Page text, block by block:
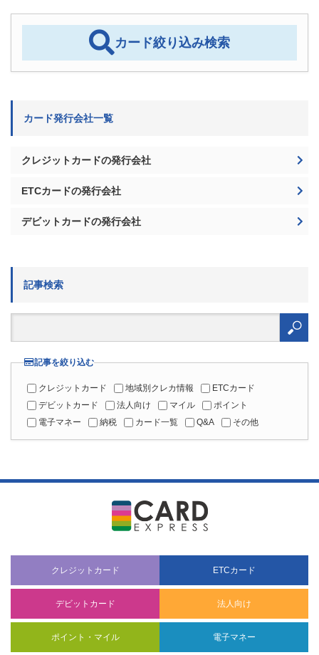
カード絞り込み検索
カード発行会社一覧
クレジットカードの発行会社
ETCカードの発行会社
デビットカードの発行会社
記事検索
検
記事を絞り込む
クレジットカード 地域別クレカ情報
ETCカード
デビットカード
法人向け マイル
ポイント
電子マネー
納税 カード一覧 Q&A その他
クレジットカード ETCカード
デビットカード 法人向け
ポイント・マイル 電子マネー